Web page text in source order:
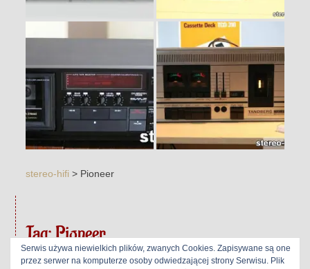
stereo-hifi > Pioneer
Tag:Pioneer
Serwis używa niewielkich plików, zwanych Cookies. Zapisywane są one
przez serwer na komputerze osoby odwiedzającej strony Serwisu. Plik